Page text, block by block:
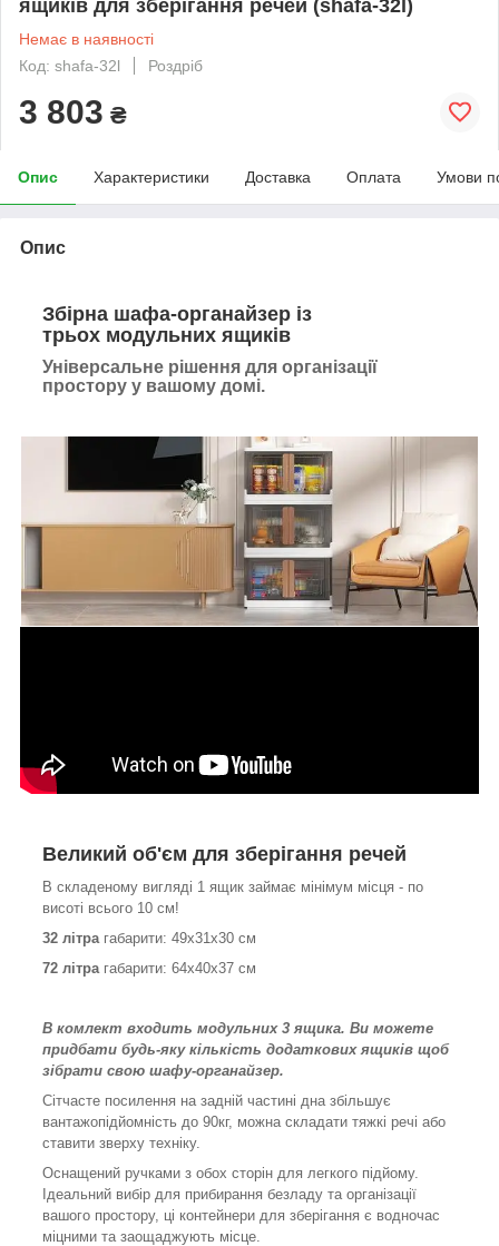
ящиків для зберігання речей (shafa-32l)
Немає в наявності
Код: shafa-32l
Роздріб
3 803 ₴
Опис Характеристики Доставка Оплата Умови
Опис
Збірна шафа-органайзер із
трьох модульних ящиків
Універсальне рішення для організації
простору у вашому домі.
Великий об'єм для зберігання речей
В складеному вигляді 1 ящик займає мінімум місця - по
висоті всього 10 см!
32 літра габарити: 49х31х30 см
72 літра габарити: 64х40х37 см
В комлект входить модульних 3 ящика. Ви можете
придбати будь-яку кількість додаткових ящиків щоб
зібрати свою шафу-органайзер.
Сітчасте посилення на задній частині дна збільшує
вантажопідйомність до 90кг, можна складати тяжкі речі або
ставити зверху техніку.
Оснащений ручками з обох сторін для легкого підйому.
Ідеальний вибір для прибирання безладу та організації
вашого простору, ці контейнери для зберігання є водночас
міцними та заощаджують місце.